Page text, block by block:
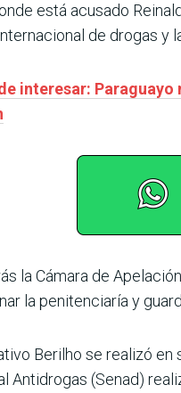
está acusado
de drogas y
interesar:
la Cámara de
la penitenciaría y
Berilho se realizó
Antidrogas (Senad)